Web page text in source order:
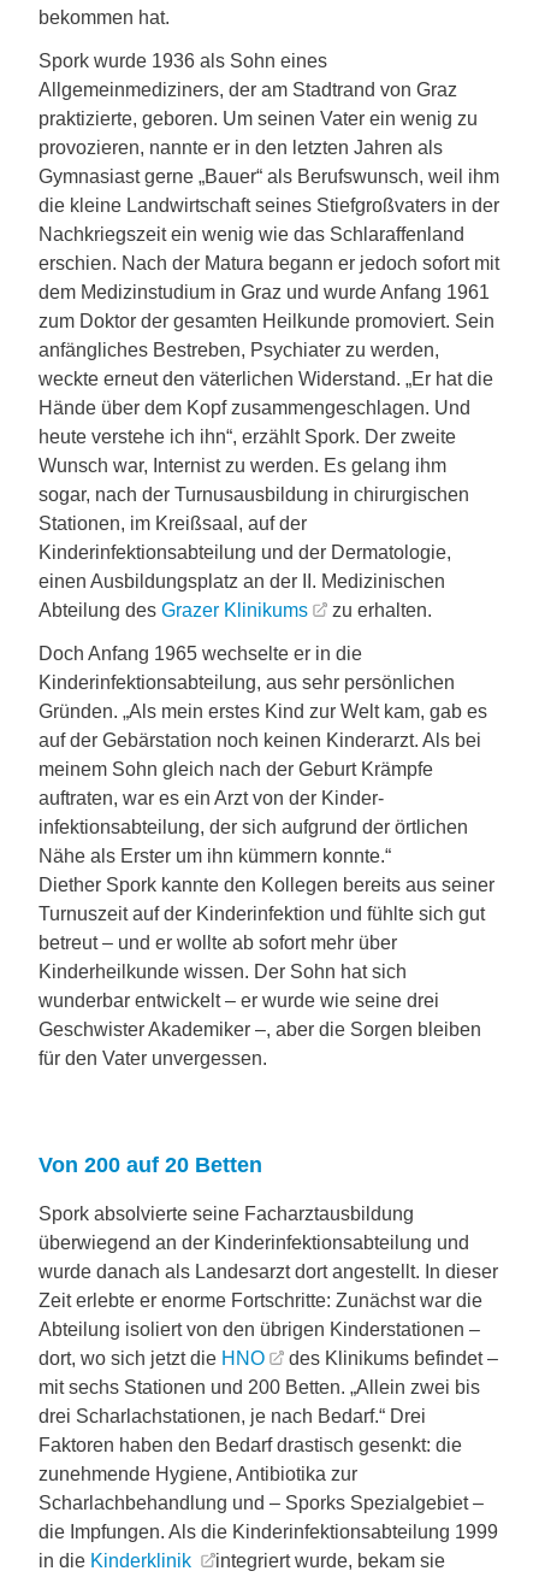
bekommen hat.
Spork wurde 1936 als Sohn eines
Allgemeinmediziners, der am Stadtrand von Graz
praktizierte, geboren. Um seinen Vater ein wenig zu
provozieren, nannte er in den letzten Jahren als
Gymnasiast gerne „Bauer“ als Berufswunsch, weil ihm
die kleine Landwirtschaft seines Stiefgroßvaters in der
Nachkriegszeit ein wenig wie das Schlaraffenland
erschien. Nach der Matura begann er jedoch sofort mit
dem Medizinstudium in Graz und wurde Anfang 1961
zum Doktor der gesamten Heilkunde promoviert. Sein
anfängliches Bestreben, Psychiater zu werden,
weckte erneut den väterlichen Widerstand. „Er hat die
Hände über dem Kopf zusammengeschlagen. Und
heute verstehe ich ihn“, erzählt Spork. Der zweite
Wunsch war, Internist zu werden. Es gelang ihm
sogar, nach der Turnusausbildung in chirurgischen
Stationen, im Kreißsaal, auf der
Kinderinfektionsabteilung und der Dermatologie,
einen Ausbildungsplatz an der II. Medizinischen
Abteilung des Grazer Klinikums zu erhalten.
Doch Anfang 1965 wechselte er in die
Kinderinfektionsabteilung, aus sehr persönlichen
Gründen. „Als mein erstes Kind zur Welt kam, gab es
auf der Gebärstation noch keinen Kinderarzt. Als bei
meinem Sohn gleich nach der Geburt Krämpfe
auftraten, war es ein Arzt von der Kinder­
infektionsabteilung, der sich aufgrund der örtlichen
Nähe als Erster um ihn kümmern konnte.“
Diether Spork kannte den Kollegen bereits aus seiner
Turnuszeit auf der Kinderinfektion und fühlte sich gut
betreut – und er wollte ab sofort mehr über
Kinderheilkunde wissen. Der Sohn hat sich
wunderbar entwickelt – er wurde wie seine drei
Geschwister Akademiker –, aber die Sorgen bleiben
für den Vater unvergessen.
Von 200 auf 20 Betten
Spork absolvierte seine Facharztausbildung
überwiegend an der Kinderinfektionsabteilung und
wurde danach als Landesarzt dort angestellt. In dieser
Zeit erlebte er enorme Fortschritte: Zunächst war die
Abteilung isoliert von den übrigen Kinderstationen –
dort, wo sich jetzt die HNO
des Klinikums befindet –
mit sechs Stationen und 200 Betten. „Allein zwei bis
drei Scharlachstationen, je nach Bedarf.“ Drei
Faktoren haben den Bedarf drastisch gesenkt: die
zunehmende Hygiene, Antibiotika zur
Scharlachbehandlung und – Sporks Spezialgebiet –
die Impfungen. Als die Kinderinfektionsabteilung 1999
in die Kinderklinik
integriert wurde, bekam sie